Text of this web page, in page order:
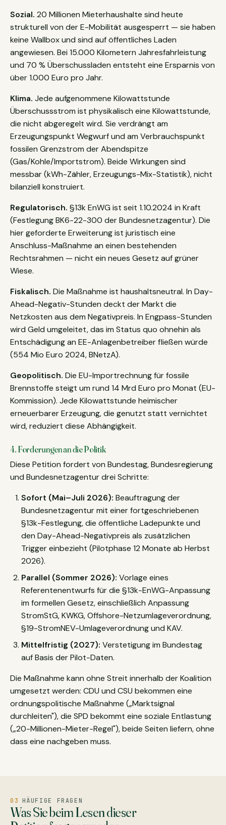
Sozial. 20 Millionen Mieterhaushalte sind heute
strukturell von der E-Mobilität ausgesperrt — sie haben
keine Wallbox und sind auf öffentliches Laden
angewiesen. Bei 15.000 Kilometern Jahresfahrleistung
und 70 % Überschussladen entsteht eine Ersparnis von
über 1.000 Euro pro Jahr.
Klima. Jede aufgenommene Kilowattstunde
Überschussstrom ist physikalisch eine Kilowattstunde,
die nicht abgeregelt wird. Sie verdrängt am
Erzeugungspunkt Wegwurf und am Verbrauchspunkt
fossilen Grenzstrom der Abendspitze
(Gas/Kohle/Importstrom). Beide Wirkungen sind
messbar (kWh-Zähler, Erzeugungs-Mix-Statistik), nicht
bilanziell konstruiert.
Regulatorisch. §13k EnWG ist seit 1.10.2024 in Kraft
(Festlegung BK6-22-300 der Bundesnetzagentur). Die
hier geforderte Erweiterung ist juristisch eine
Anschluss-Maßnahme an einen bestehenden
Rechtsrahmen — nicht ein neues Gesetz auf grüner
Wiese.
Fiskalisch. Die Maßnahme ist haushaltsneutral. In Day-
Ahead-Negativ-Stunden deckt der Markt die
Netzkosten aus dem Negativpreis. In Engpass-Stunden
wird Geld umgeleitet, das im Status quo ohnehin als
Entschädigung an EE-Anlagenbetreiber fließen würde
(554 Mio Euro 2024, BNetzA).
Geopolitisch. Die EU-Importrechnung für fossile
Brennstoffe steigt um rund 14 Mrd Euro pro Monat (EU-
Kommission). Jede Kilowattstunde heimischer
erneuerbarer Erzeugung, die genutzt statt vernichtet
wird, reduziert diese Abhängigkeit.
4. Forderungen an die Politik
Diese Petition fordert von Bundestag, Bundesregierung
und Bundesnetzagentur drei Schritte:
Sofort (Mai–Juli 2026): Beauftragung der
Bundesnetzagentur mit einer fortgeschriebenen
§13k-Festlegung, die öffentliche Ladepunkte und
den Day-Ahead-Negativpreis als zusätzlichen
Trigger einbezieht (Pilotphase 12 Monate ab Herbst
2026).
Parallel (Sommer 2026): Vorlage eines
Referentenentwurfs für die §13k-EnWG-Anpassung
im formellen Gesetz, einschließlich Anpassung
StromStG, KWKG, Offshore-Netzumlageverordnung,
§19-StromNEV-Umlageverordnung und KAV.
Mittelfristig (2027): Verstetigung im Bundestag
auf Basis der Pilot-Daten.
Die Maßnahme kann ohne Streit innerhalb der Koalition
umgesetzt werden: CDU und CSU bekommen eine
ordnungspolitische Maßnahme („Marktsignal
durchleiten"), die SPD bekommt eine soziale Entlastung
(„20-Millionen-Mieter-Regel"), beide Seiten liefern, ohne
dass eine nachgeben muss.
03 HÄUFIGE FRAGEN
Was Sie beim Lesen dieser